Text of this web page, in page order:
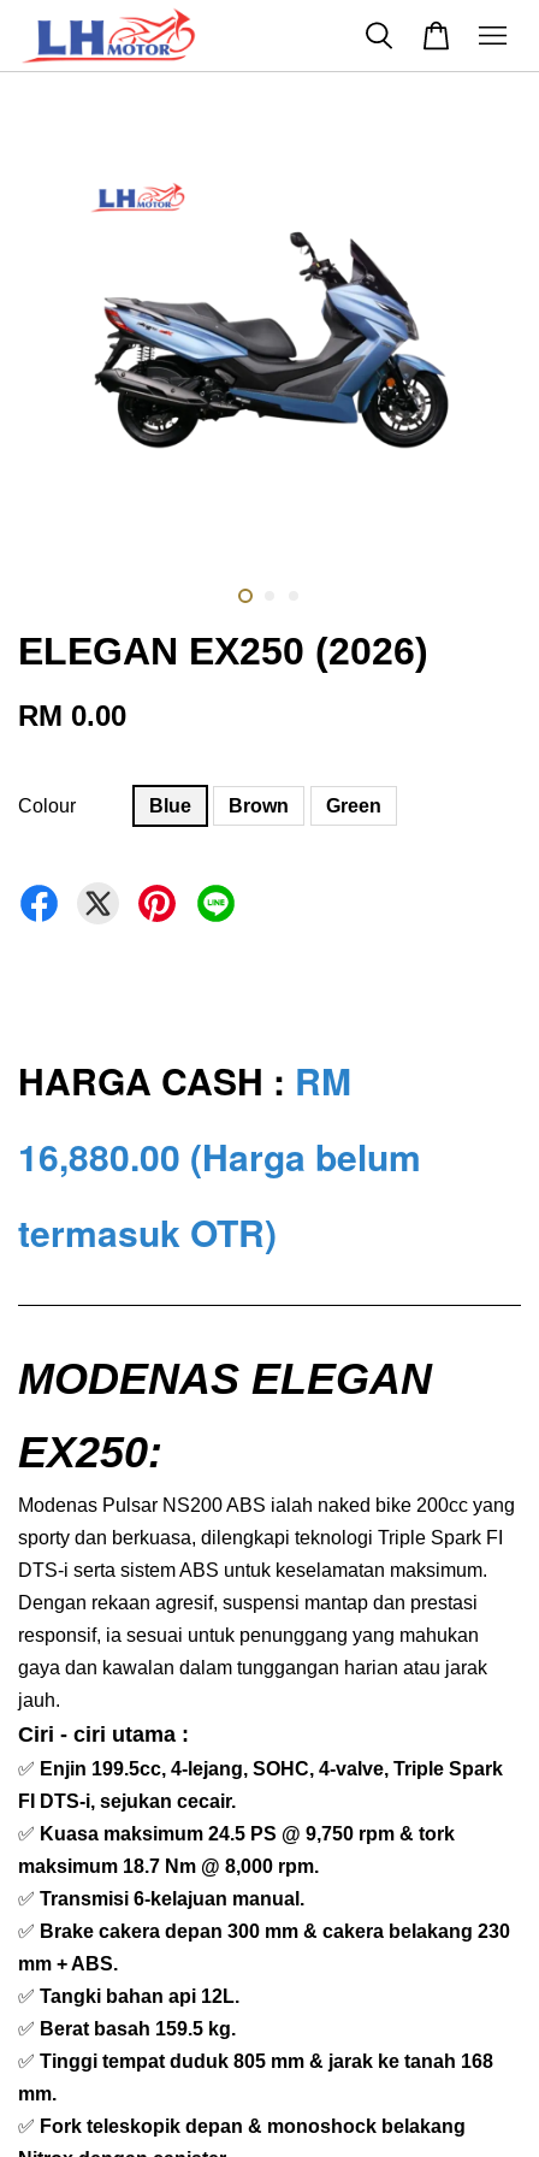
ELEGAN EX250 (2026)
RM 0.00
Colour Blue Brown Green
HARGA CASH : RM
16,880.00 (Harga belum
termasuk OTR)
MODENAS ELEGAN
EX250:
Modenas Pulsar NS200 ABS ialah naked bike 200cc yang
sporty dan berkuasa, dilengkapi teknologi Triple Spark FI
DTS-i serta sistem ABS untuk keselamatan maksimum.
Dengan rekaan agresif, suspensi mantap dan prestasi
responsif, ia sesuai untuk penunggang yang mahukan
gaya dan kawalan dalam tunggangan harian atau jarak
jauh.
Ciri - ciri utama :
✅ Enjin 199.5cc, 4-lejang, SOHC, 4-valve, Triple Spark
FI DTS-i, sejukan cecair.
✅ Kuasa maksimum 24.5 PS @ 9,750 rpm & tork
maksimum 18.7 Nm @ 8,000 rpm.
✅ Transmisi 6-kelajuan manual.
✅ Brake cakera depan 300 mm & cakera belakang 230
mm + ABS.
✅ Tangki bahan api 12L.
✅ Berat basah 159.5 kg.
✅ Tinggi tempat duduk 805 mm & jarak ke tanah 168
mm.
✅ Fork teleskopik depan & monoshock belakang